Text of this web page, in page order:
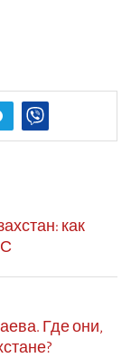
как
Где они,